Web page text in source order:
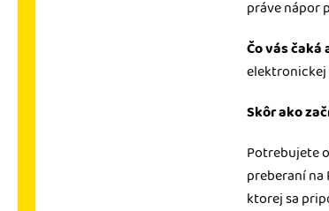
práve nápor
Čo vás čaká
elektronickej
Skôr ako
Potrebujete
preberaní na
ktorej sa